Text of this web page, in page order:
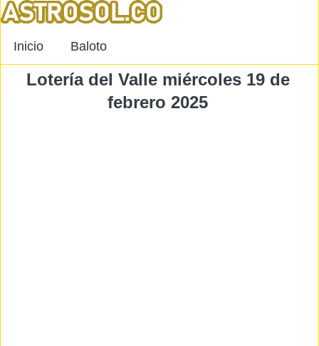
Inicio Baloto
Lotería del Valle miércoles 19 de
febrero 2025